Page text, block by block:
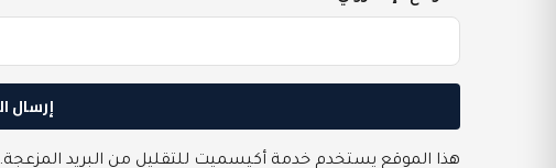
هذا الموقع يستخدم خدمة أكيسميت للتقليل من البريد المزعجة.